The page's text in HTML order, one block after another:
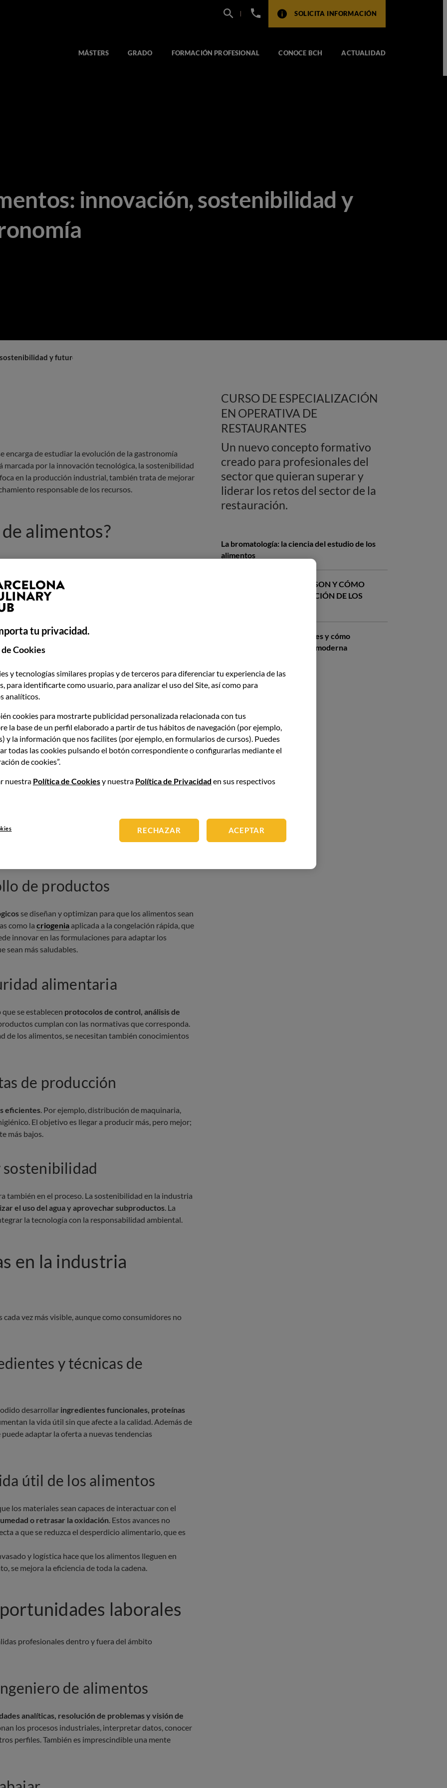
+34
SOLICITA INFORMACIÓN
MÁSTERS GRADO FORMACIÓN PROFESIONAL CONOCE BCH ACTUALIDAD
innovación, sostenibilidad y
y futuro de la gastronomía
encarga de estudiar la evolución de la gastronomía
marcada por la innovación tecnológica, la sostenibilidad
en la producción industrial, también trata de mejorar
responsable de los recursos.
alimentos?
en que se pueden
estables y de calidad
de química, física, microbiología y
de la producción a gran escala de los alimentos
los métodos de conservación, optimizar recursos
condiciones óptimas.
alimentaria y ciencia de
hay diferencias importantes a tener en cuenta.
referimos acómo se debe producir y transformar los
ciencia de los alimentosanaliza lascausas de los
en ellos. Por tanto, son disciplinas
ingeniería alimentaria
fases de la cadena alimentaria.
de productos
se diseñan y optimizan para que los alimentos sean
como la criogenia aplicada a la congelación rápida, que
innovar en las formulaciones para adaptar los
sean más saludables.
alimentaria
se establecen protocolos de control, análisis de
cumplan con las normativas que corresponda.
de los alimentos, se necesitan también conocimientos
de producción
eficientes . Por ejemplo, distribución de maquinaria,
El objetivo es llegar a producir más, pero mejor;
más bajos.
sostenibilidad
también en el proceso. La sostenibilidad en la industria
el uso del agua y aprovechar subproductos. La
la tecnología con la responsabilidad ambiental.
en la industria
vez más visible, aunque como consumidores no
y técnicas de
desarrollar ingredientes funcionales, proteínas
la vida útil sin que afecte a la calidad. Además de
adaptar la oferta a nuevas tendencias
útil de los alimentos
los materiales sean capaces de interactuar con el
o retrasar la oxidación. Estos avances no
a que se reduzca el desperdicio alimentario, que es
y logística hace que los alimentos lleguen en
se mejora la eficiencia de toda la cadena.
laborales
profesionales dentro y fuera del ámbito
de alimentos
analíticas, resolución de problemas y visión de
los procesos industriales, interpretar datos, conocer
perfiles. También es imprescindible una mente
CURSO DE ESPECIALIZACIÓN
EN OPERATIVA DE
RESTAURANTES
Un nuevo concepto formativo
creado para profesionales del
sector que quieran superar y
liderar los retos del sector de la
restauración.
La bromatología: la ciencia del estudio de los
alimentos
ENVASES ACTIVOS: QUÉ SON Y CÓMO
MEJORAN LA CONSERVACIÓN DE LOS
Criogenia alimentaria: qué es y cómo
transforma la gastronomía moderna
tu privacidad.
Cookies
y tecnologías similares propias y de terceros para diferenciar tu experiencia de las
para identificarte como usuario, para analizar el uso del Site, así como para
analíticos.
cookies para mostrarte publicidad personalizada relacionada con tus
la base de un perfil elaborado a partir de tus hábitos de navegación (por ejemplo,
y la información que nos facilites (por ejemplo, en formularios de cursos). Puedes
todas las cookies pulsando el botón correspondiente o configurarlas mediante el
de cookies”.
nuestra Política de Cookiesy nuestra Política de Privacidad en sus respectivos
RECHAZAR ACEPTAR